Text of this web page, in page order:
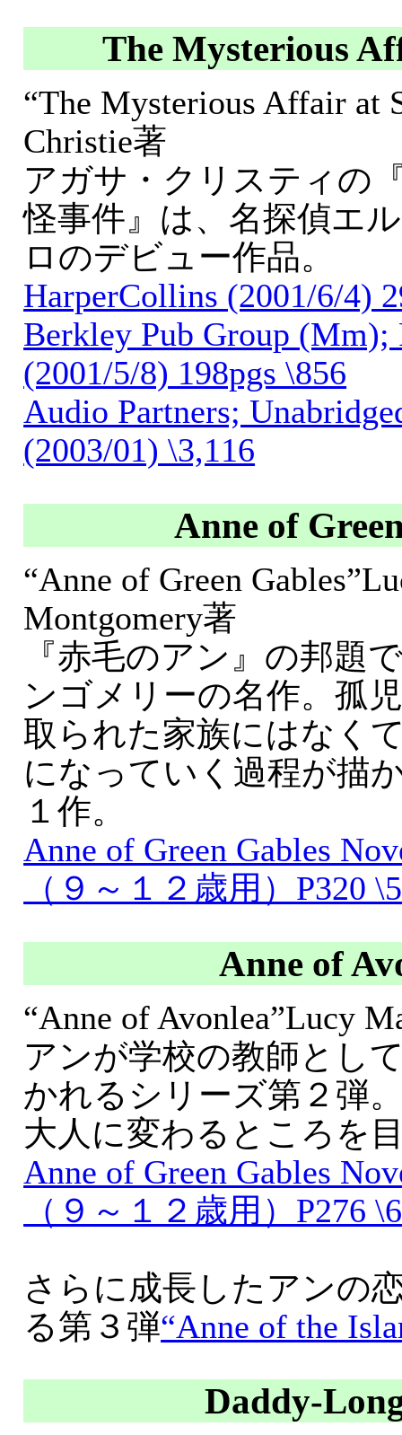
The Mysterious
“The Mysterious Affair at
Christie著
アガサ・クリスティの
怪事件』は、名探偵エ
ロのデビュー作品。
HarperCollins (2001/6/4)
Berkley Pub Group (Mm);
(2001/5/8) 198pgs \856
Audio Partners;
(2003/01) \3,116
Anne of
“Anne of Green
Montgomery著
『赤毛のアン』の邦題
ンゴメリーの名作。孤
取られた家族にはなく
になっていく過程が描
１作。
Anne of Green Gables
（９～１２歳用）P320
Anne of
“Anne of Avonlea”Lucy
アンが学校の教師とし
かれるシリーズ第２弾
大人に変わるところを
Anne of Green Gables
（９～１２歳用）P276
さらに成長したアンの
る第３弾“Anne of the
Daddy-